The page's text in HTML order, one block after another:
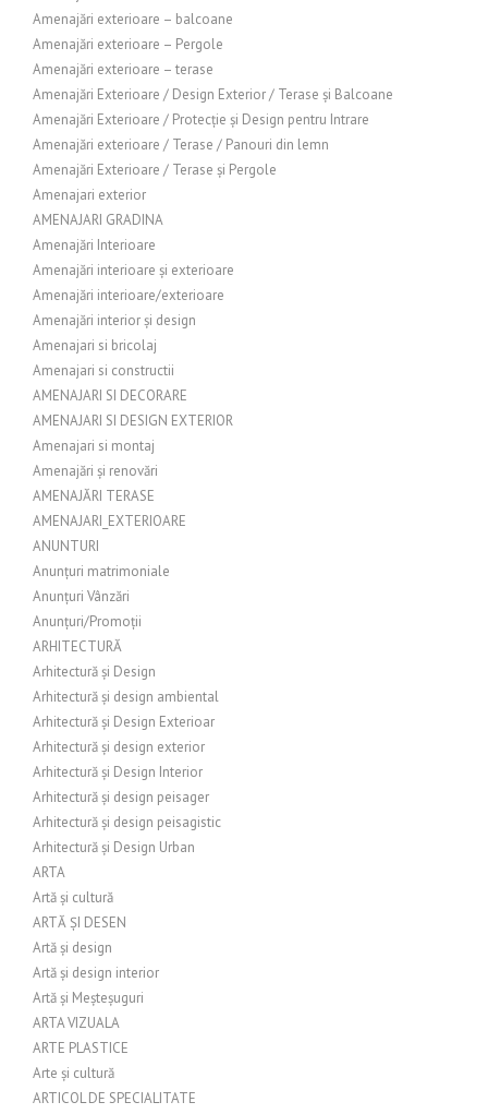
Amenajări exterioare – balcoane
Amenajări exterioare – Pergole
Amenajări exterioare – terase
Amenajări Exterioare / Design Exterior / Terase și Balcoane
Amenajări Exterioare / Protecție și Design pentru Intrare
Amenajări exterioare / Terase / Panouri din lemn
Amenajări Exterioare / Terase și Pergole
Amenajari exterior
AMENAJARI GRADINA
Amenajări Interioare
Amenajări interioare și exterioare
Amenajări interioare/exterioare
Amenajări interior și design
Amenajari si bricolaj
Amenajari si constructii
AMENAJARI SI DECORARE
AMENAJARI SI DESIGN EXTERIOR
Amenajari si montaj
Amenajări și renovări
AMENAJĂRI TERASE
AMENAJARI_EXTERIOARE
ANUNTURI
Anunțuri matrimoniale
Anunțuri Vânzări
Anunțuri/Promoții
ARHITECTURĂ
Arhitectură și Design
Arhitectură și design ambiental
Arhitectură și Design Exterioar
Arhitectură și design exterior
Arhitectură și Design Interior
Arhitectură și design peisager
Arhitectură și design peisagistic
Arhitectură și Design Urban
ARTA
Artă și cultură
ARTĂ ȘI DESEN
Artă și design
Artă și design interior
Artă și Meșteșuguri
ARTA VIZUALA
ARTE PLASTICE
Arte și cultură
ARTICOL DE SPECIALITATE